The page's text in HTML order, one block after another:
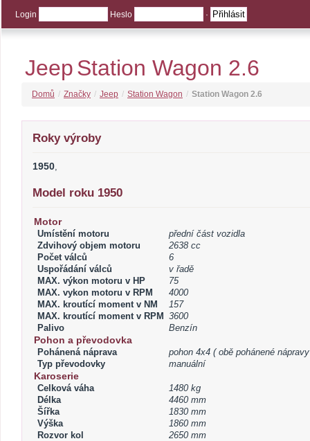
Login Heslo ·
JeepStation Wagon 2.6
Domů / Značky / Jeep / Station Wagon / Station Wagon 2.6
Roky výroby
1950,
Model roku 1950
Motor
Umístění motoru
přední část vozidla
Zdvihový objem motoru
2638 cc
Počet válců
6
Uspořádání válců
v řadě
MAX. výkon motoru v HP
75
MAX. vykon motoru v RPM
4000
MAX. kroutící moment v NM
157
MAX. kroutící moment v RPM 3600
Palivo
Benzín
Pohon a převodovka
Pohánená náprava
pohon 4x4 ( obě pohánené
Typ převodovky
manuální
Karoserie
Celková váha
1480 kg
Délka
4460 mm
Šířka
1830 mm
Výška
1860 mm
Rozvor kol
2650 mm